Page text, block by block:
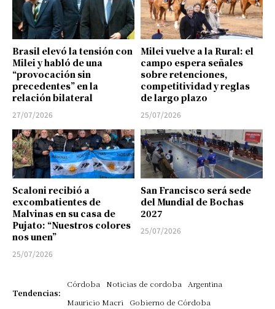
Brasil elevó la tensión con
Milei y habló de una
“provocación sin
precedentes” en la
relación bilateral
27/07/2026
Milei vuelve a la Rural: el
campo espera señales
sobre retenciones,
competitividad y reglas
de largo plazo
25/07/2026
Scaloni recibió a
excombatientes de
Malvinas en su casa de
Pujato: “Nuestros colores
nos unen”
25/07/2026
San Francisco será sede
del Mundial de Bochas
2027
25/07/2026
Tendencias:
Córdoba Noticias de cordoba
Argentina
Mauricio Macri
Gobierno de Córdoba